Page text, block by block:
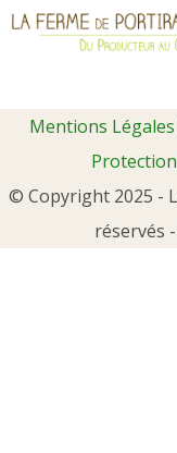
Mentions Légales
© Copyright 2025 -
réservés